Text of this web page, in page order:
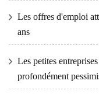
Les offres d'emploi
ans
Les petites
profondément